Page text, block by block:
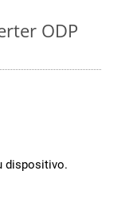
ODP
dispositivo.